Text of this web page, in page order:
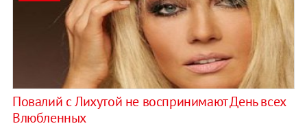
Повалий с Лихутой не воспринимают День всех
Влюбленных